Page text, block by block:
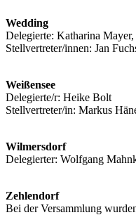
Wedding
Delegierte: Katharina
Stellvertreter/innen: Jan
Weißensee
Delegierte/r: Heike Bolt
Stellvertreter/in: Markus
Wilmersdorf
Delegierter: Wolfgang
Zehlendorf
Bei der Versammlung